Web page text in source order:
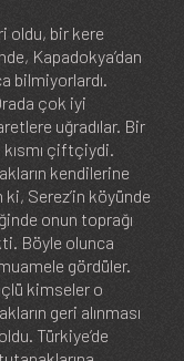
oldu, bir kere
Kapadokya’dan
bilmiyorlardı.
çok iyi
uğradılar. Bir
kısmı çiftçiydi.
kendilerine
ki, Serez’in köyünde
onun toprağı
Böyle olunca
gördüler.
kimseler o
geri alınması
Türkiye’de